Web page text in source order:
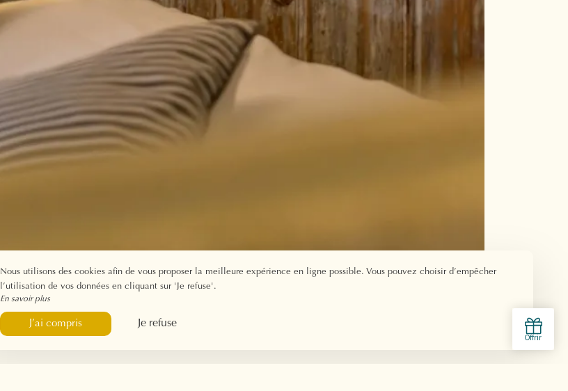
Nous utilisons des cookies afin de vous proposer la meilleure expérience en ligne possible. Vous pouvez choisir d’empêcher
l’utilisation de vos données en cliquant sur 'Je refuse'.
En savoir plus
J’ai compris Je refuse